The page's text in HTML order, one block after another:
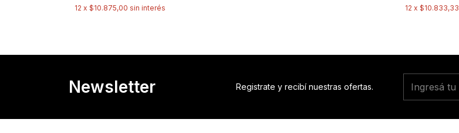
12 x $10.875,00 sin interés
12 x $10.833,33
Newsletter Registrate y recibí nuestras ofertas.